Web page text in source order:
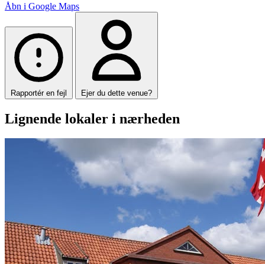
Åbn i Google Maps
Rapportér en fejl Ejer du dette venue?
Lignende lokaler i nærheden